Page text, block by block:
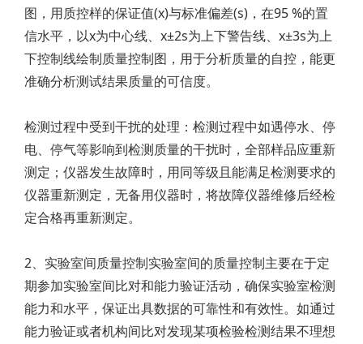
图，用质控样的保证值(x)与标准偏差(s)，在95 %的置
信水平，以x为中心线、x±2s为上下警告线、x±3s为上
下控制线绘制质量控制图，用于分析质量的自控，能更
准确分析测试结果质量的可信度。
检测过程中受到干扰的处理：检测过程中如遇停水、停
电、停气等影响到检测质量的干扰时，全部样品应重新
测定；仪器发生故障时，用同等级且能满足检测要求的
仪器重新测定，无备用仪器时，将故障仪器维修后经检
定合格再重新测定。
2、实验室间质量控制实验室间的质量控制主要在于定
期参加实验室间比对和能力验证活动，确保实验室检测
能力和水平，保证出具数据的可靠性和有效性。如通过
能力验证或者机构间比对发现某项检验检测结果不理想